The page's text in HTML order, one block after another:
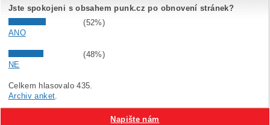
Jste spokojeni s obsahem punk.cz po obnovení stránek?
(52%)
ANO
(48%)
NE
Celkem hlasovalo 435.
Archiv anket
Napište nám